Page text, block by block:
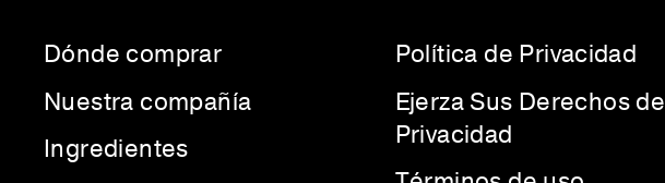
Dónde comprar
Nuestra compañía
Ingredientes
Política de Privacidad
Ejerza Sus Derechos de
Privacidad